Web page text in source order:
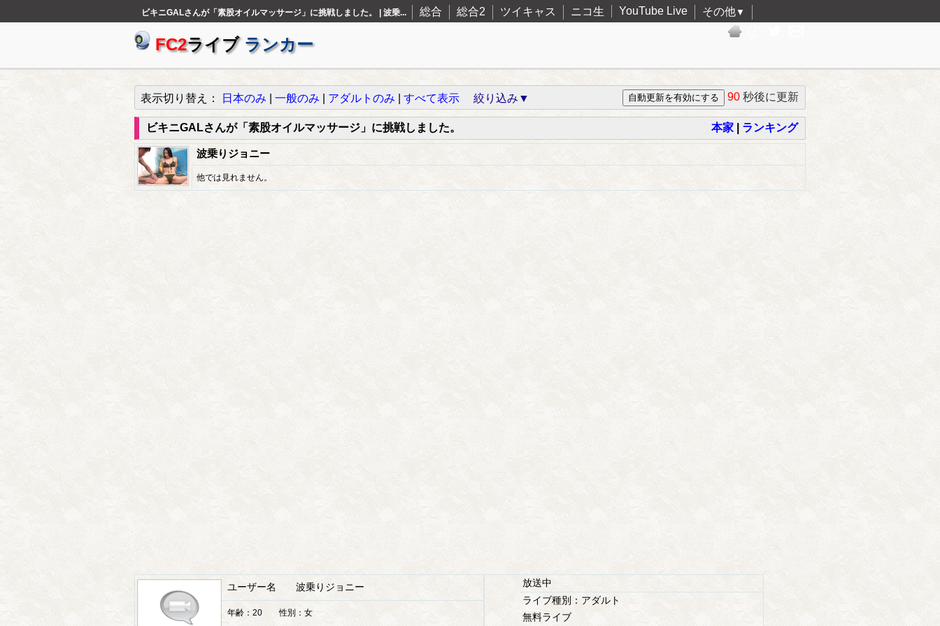
ビキニGALさんが「素股オイルマッサージ」に挑戦しました。 | 波乗... 総合 総合2 ツイキャス ニコ生 YouTube Live その他▼
FC2ライブ ランカー
表示切り替え： 日本のみ 一般のみ アダルトのみ すべて表示 絞り込み▼ 90 秒後に更新
ビキニGALさんが「素股オイルマッサージ」に挑戦しました。 本家 ランキング
波乗りジョニー
他では見れません。
ユーザー名 波乗りジョニー
年齢：20 性別：女
放送中
ライブ種別：アダルト
無料ライブ